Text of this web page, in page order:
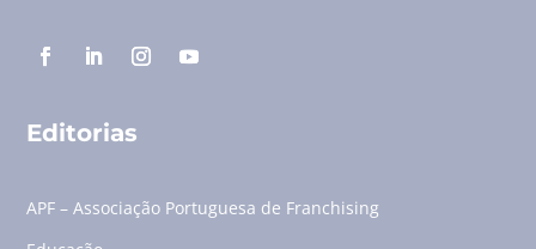
Editorias
APF – Associação Portuguesa de Franchising